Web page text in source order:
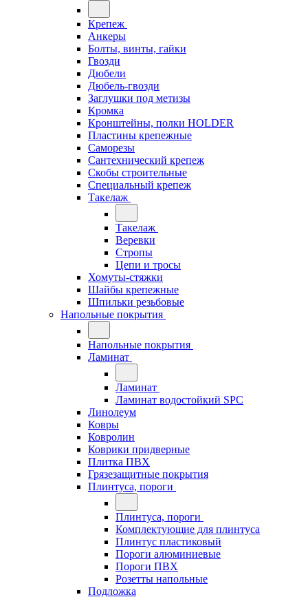
Крепеж
Анкеры
Болты, винты, гайки
Гвозди
Дюбели
Дюбель-гвозди
Заглушки под метизы
Кромка
Кронштейны, полки НОLDER
Пластины крепежные
Саморезы
Сантехнический крепеж
Скобы строительные
Специальный крепеж
Такелаж
Такелаж
Веревки
Стропы
Цепи и тросы
Хомуты-стяжки
Шайбы крепежные
Шпильки резьбовые
Напольные покрытия
Напольные покрытия
Ламинат
Ламинат
Ламинат водостойкий SPC
Линолеум
Ковры
Ковролин
Коврики придверные
Плитка ПВХ
Грязезащитные покрытия
Плинтуса, пороги
Плинтуса, пороги
Комплектующие для плинтуса
Плинтус пластиковый
Пороги алюминиевые
Пороги ПВХ
Розетты напольные
Подложка